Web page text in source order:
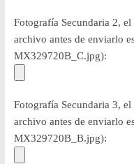
Fotografía Secundaria 2, el
archivo antes de enviarlo
MX329720B_C.jpg):
Fotografía Secundaria 3, el
archivo antes de enviarlo
MX329720B_B.jpg):